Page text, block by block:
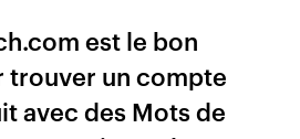
est le bon
trouver un compte
avec des Mots de